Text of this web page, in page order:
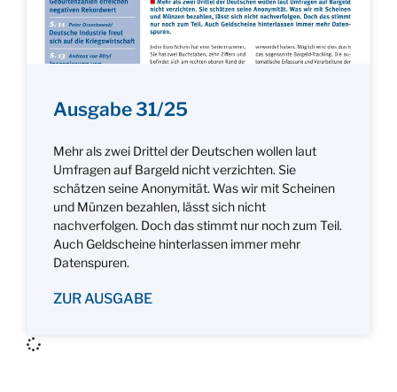
Ausgabe 31/25
Mehr als zwei Drittel der Deutschen wollen laut
Umfragen auf Bargeld nicht verzichten. Sie
schätzen seine Anonymität. Was wir mit Scheinen
und Münzen bezahlen, lässt sich nicht
nachverfolgen. Doch das stimmt nur noch zum Teil.
Auch Geldscheine hinterlassen immer mehr
Datenspuren.
ZUR AUSGABE